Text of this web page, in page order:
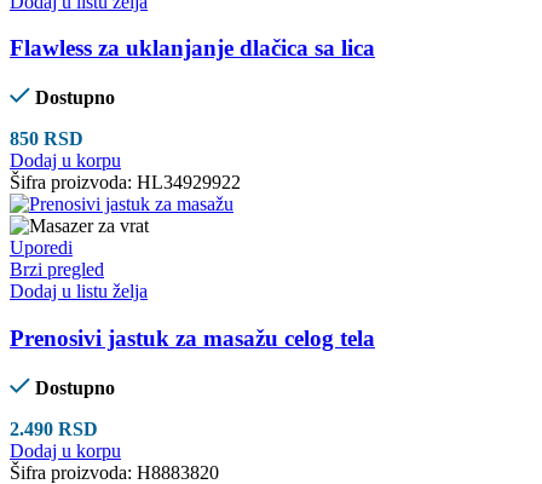
Flawless za uklanjanje dlačica sa lica
Dostupno
850 RSD
Dodaj u korpu
Šifra proizvoda: HL34929922
Uporedi
Brzi pregled
Dodaj u listu želja
Prenosivi jastuk za masažu celog tela
Dostupno
2.490 RSD
Dodaj u korpu
Šifra proizvoda: H8883820